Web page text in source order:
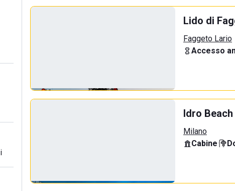
Lido di
Faggeto Lario
Accesso
Idro Beach
Milano
Cabine·